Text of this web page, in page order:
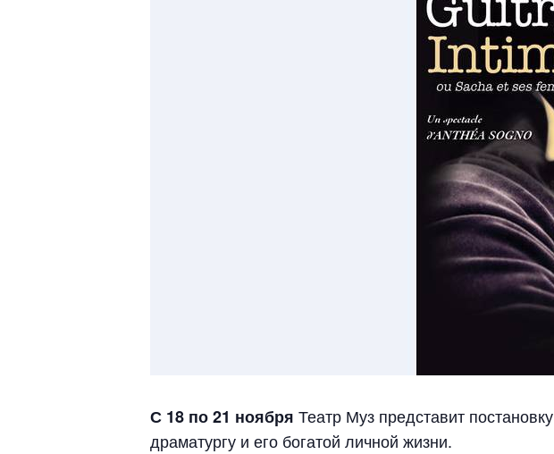
С 18 по 21 ноября Театр Муз представит постановку
драматургу и его богатой личной жизни.